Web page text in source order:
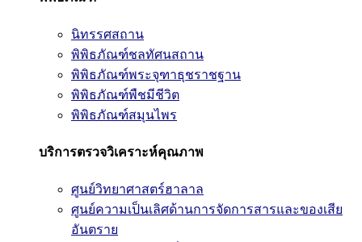
นิทรรศสถาน
พิพิธภัณฑ์ชลทัศนสถาน
พิพิธภัณฑ์พระจุฑาธุชราชฐาน
พิพิธภัณฑ์พืชมีชีวิต
พิพิธภัณฑ์สมุนไพร
บริการตรวจวิเคราะห์คุณภาพ
ศูนย์วิทยาศาสตร์ฮาลาล
ศูนย์ความเป็นเลิศด้านการจัดการสารและของเสีย
อันตราย